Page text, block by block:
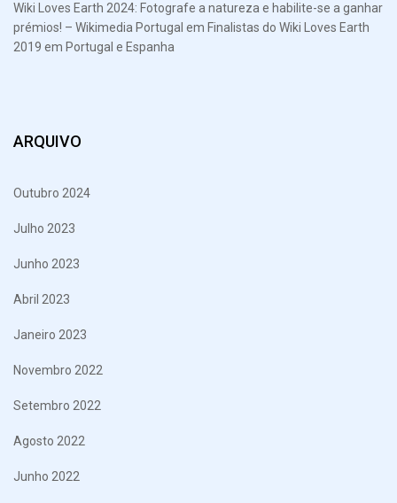
Wiki Loves Earth 2024: Fotografe a natureza e habilite-se a ganhar
prémios! – Wikimedia Portugal em Finalistas do Wiki Loves Earth
2019 em Portugal e Espanha
ARQUIVO
Outubro 2024
Julho 2023
Junho 2023
Abril 2023
Janeiro 2023
Novembro 2022
Setembro 2022
Agosto 2022
Junho 2022